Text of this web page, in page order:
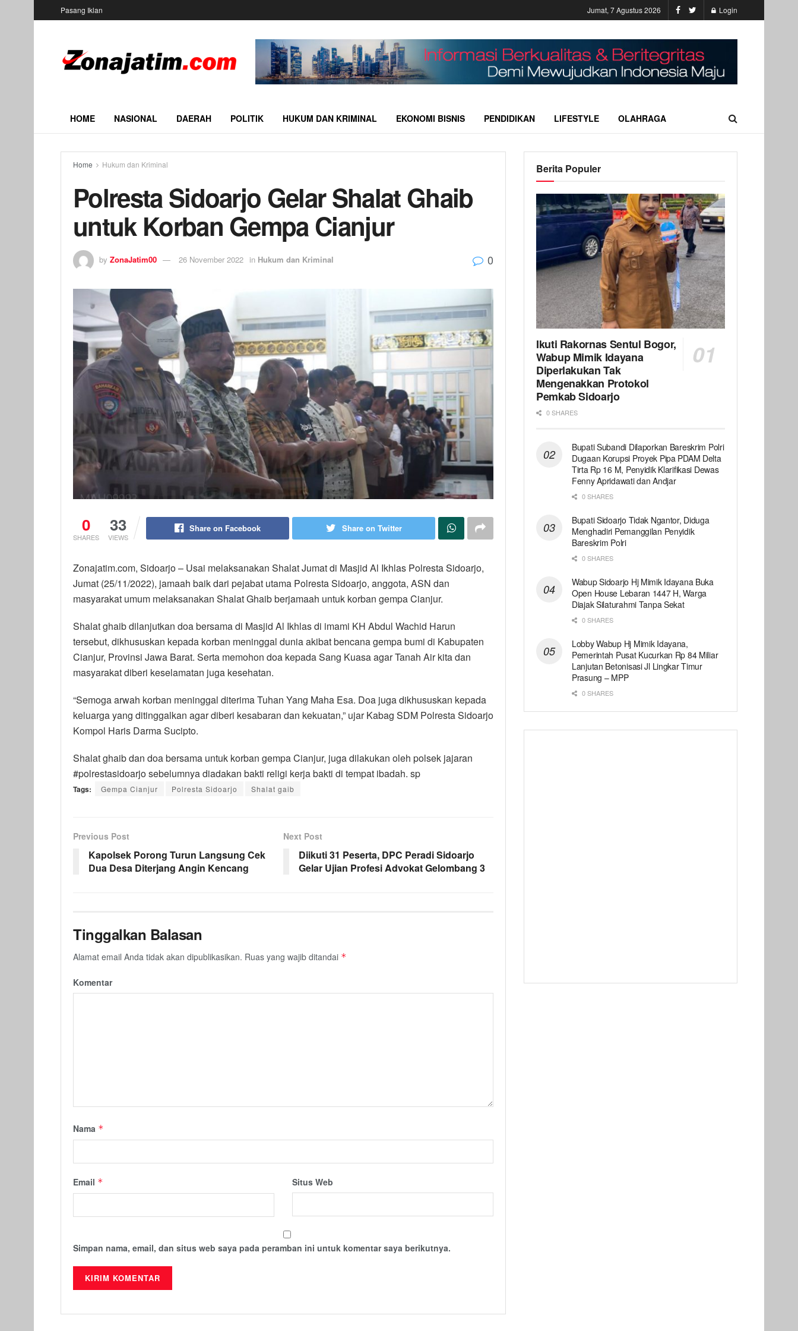
Pasang Iklan Jumat, 7 Agustus 2026 Login
HOME NASIONAL DAERAH POLITIK HUKUM DAN KRIMINAL EKONOMI BISNIS PENDIDIKAN LIFESTYLE OLAHRAGA
Home Hukum dan Kriminal
Polresta Sidoarjo Gelar Shalat Ghaib
untuk Korban Gempa Cianjur
by ZonaJatim00 26 November 2022 in Hukum dan Kriminal 0
0
SHARES
33
VIEWS
Share on Facebook Share on Twitter
Zonajatim.com, Sidoarjo – Usai melaksanakan Shalat Jumat di Masjid Al Ikhlas Polresta Sidoarjo,
Jumat (25/11/2022), jamaah baik dari pejabat utama Polresta Sidoarjo, anggota, ASN dan
masyarakat umum melaksanakan Shalat Ghaib berjamaah untuk korban gempa Cianjur.
Shalat ghaib dilanjutkan doa bersama di Masjid Al Ikhlas di imami KH Abdul Wachid Harun
tersebut, dikhususkan kepada korban meninggal dunia akibat bencana gempa bumi di Kabupaten
Cianjur, Provinsi Jawa Barat. Serta memohon doa kepada Sang Kuasa agar Tanah Air kita dan
masyarakat diberi keselamatan juga kesehatan.
“Semoga arwah korban meninggal diterima Tuhan Yang Maha Esa. Doa juga dikhususkan kepada
keluarga yang ditinggalkan agar diberi kesabaran dan kekuatan,” ujar Kabag SDM Polresta Sidoarjo
Kompol Haris Darma Sucipto.
Shalat ghaib dan doa bersama untuk korban gempa Cianjur, juga dilakukan oleh polsek jajaran
#polrestasidoarjo sebelumnya diadakan bakti religi kerja bakti di tempat ibadah. sp
Tags: Gempa Cianjur Polresta Sidoarjo Shalat gaib
Previous Post
Kapolsek Porong Turun Langsung Cek
Dua Desa Diterjang Angin Kencang
Next Post
Diikuti 31 Peserta, DPC Peradi Sidoarjo
Gelar Ujian Profesi Advokat Gelombang 3
Tinggalkan Balasan
Alamat email Anda tidak akan dipublikasikan. Ruas yang wajib ditandai *
Komentar
Nama *
Email * Situs Web
Simpan nama, email, dan situs web saya pada peramban ini untuk komentar saya berikutnya.
Berita Populer
Ikuti Rakornas Sentul Bogor,
Wabup Mimik Idayana
Diperlakukan Tak
Mengenakkan Protokol
Pemkab Sidoarjo
0 SHARES
Bupati Subandi Dilaporkan Bareskrim Polri
Dugaan Korupsi Proyek Pipa PDAM Delta
Tirta Rp 16 M, Penyidik Klarifikasi Dewas
Fenny Apridawati dan Andjar
0 SHARES
Bupati Sidoarjo Tidak Ngantor, Diduga
Menghadiri Pemanggilan Penyidik
Bareskrim Polri
0 SHARES
Wabup Sidoarjo Hj Mimik Idayana Buka
Open House Lebaran 1447 H, Warga
Diajak Silaturahmi Tanpa Sekat
0 SHARES
Lobby Wabup Hj Mimik Idayana,
Pemerintah Pusat Kucurkan Rp 84 Miliar
Lanjutan Betonisasi Jl Lingkar Timur
Prasung – MPP
0 SHARES